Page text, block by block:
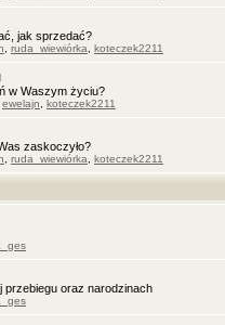
jak sprzedać?
ruda_wiewiórka koteczek2211
w Waszym życiu?
ewelajn koteczek2211
zaskoczyło?
ruda_wiewiórka koteczek2211
przebiegu oraz narodzinach